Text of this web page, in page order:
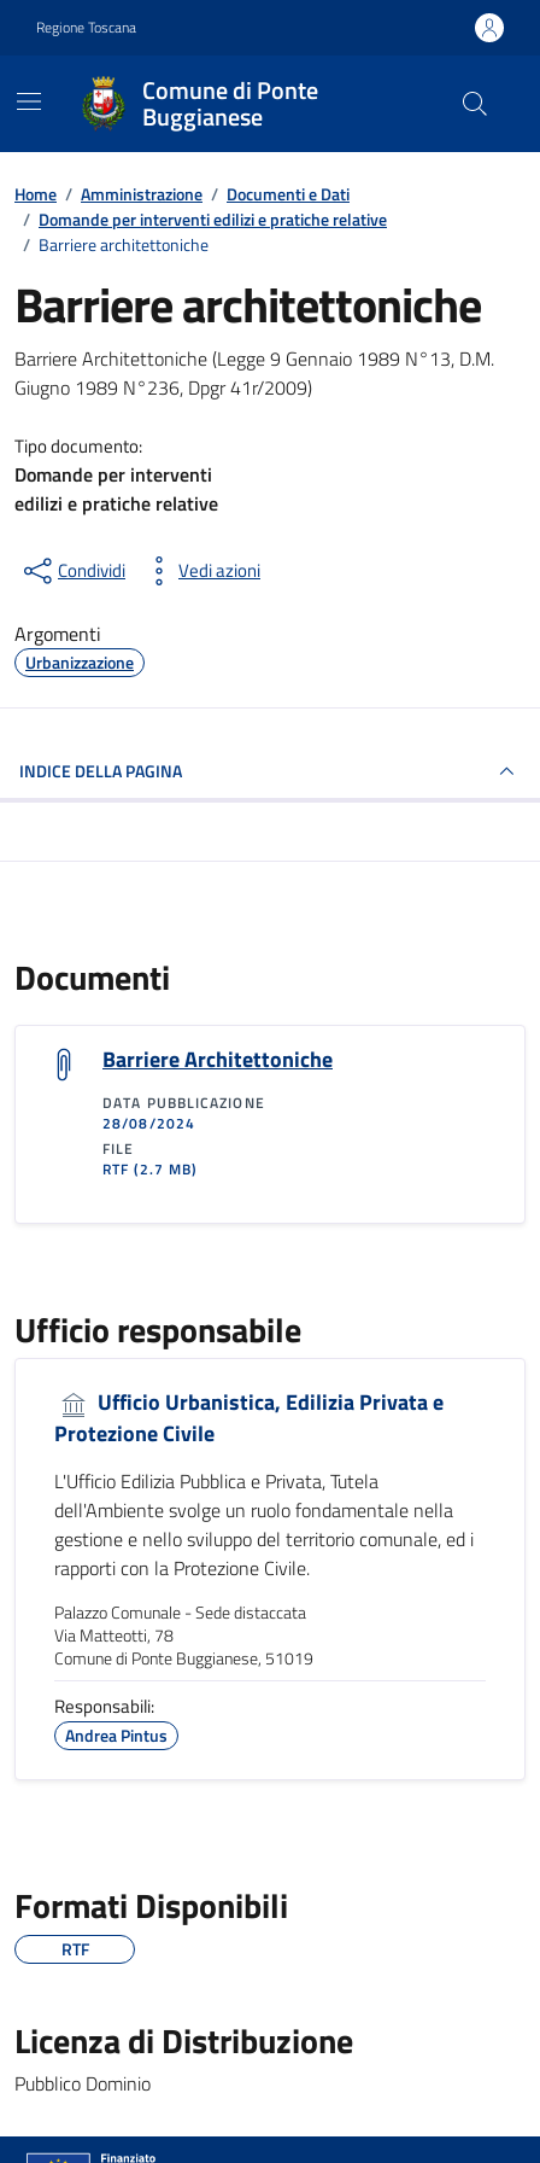
Regione Toscana
Comune di Ponte
Buggianese
Contenuti in evidenza
Home / Amministrazione / Documenti e Dati
/ Domande per interventi edilizi e pratiche relative
/ Barriere architettoniche
Barriere architettoniche
Dettagli del documento
Barriere Architettoniche (Legge 9 Gennaio 1989 N°13, D.M.
Giugno 1989 N°236, Dpgr 41r/2009)
Tipo documento:
Domande per interventi
edilizi e pratiche relative
Condividi Vedi azioni
Argomenti
Urbanizzazione
INDICE DELLA PAGINA
Documenti
Barriere Architettoniche
DATA PUBBLICAZIONE
28/08/2024
FILE
RTF(2.7 MB)
Ufficio responsabile
Ufficio Urbanistica, Edilizia Privata e
Protezione Civile
L'Ufficio Edilizia Pubblica e Privata, Tutela
dell'Ambiente svolge un ruolo fondamentale nella
gestione e nello sviluppo del territorio comunale, ed i
rapporti con la Protezione Civile.
Palazzo Comunale - Sede distaccata
Via Matteotti, 78
Comune di Ponte Buggianese, 51019
Responsabili:
Andrea Pintus
Formati Disponibili
RTF
Licenza di Distribuzione
Pubblico Dominio